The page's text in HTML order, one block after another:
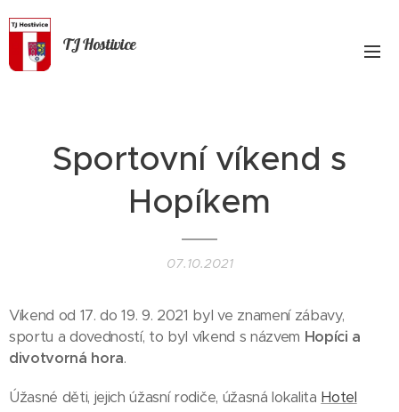
TJ Hostivice
Sportovní víkend s
Hopíkem
07.10.2021
Víkend od 17. do 19. 9. 2021 byl ve znamení zábavy,
sportu a dovedností, to byl víkend s názvem Hopíci a
divotvorná hora.
Úžasné děti, jejich úžasní rodiče, úžasná lokalita Hotel